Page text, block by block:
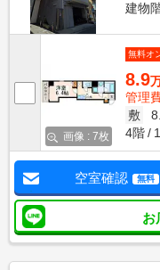
建物
画像 : 7枚
無料オ
8.9
管理
敷
4階
空室確認 無料
お